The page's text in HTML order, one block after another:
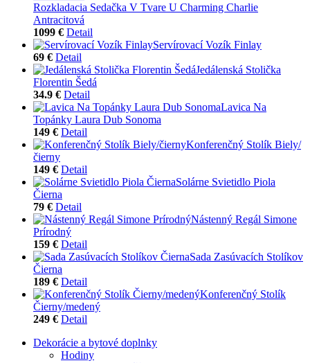
Rozkladacia Sedačka V Tvare U Charming Charlie
Antracitová
1099 € Detail
Servírovací Vozík Finlay
69 € Detail
Jedálenská Stolička
Florentin Šedá
34.9 € Detail
Lavica Na
Topánky Laura Dub Sonoma
149 € Detail
Konferenčný Stolík Biely/
čierny
149 € Detail
Solárne Svietidlo Piola
Čierna
79 € Detail
Nástenný Regál Simone
Prírodný
159 € Detail
Sada Zasúvacích Stolíkov
Čierna
189 € Detail
Konferenčný Stolík
Čierny/medený
249 € Detail
Dekorácie a bytové doplnky
Hodiny